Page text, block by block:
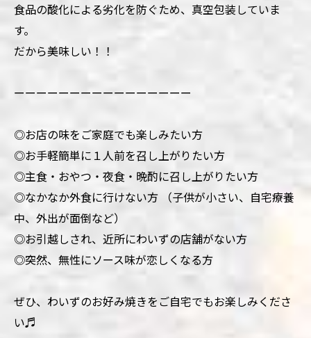
食品の酸化による劣化を防ぐため、真空包装していま
す。
だから美味しい！！
ーーーーーーーーーーーーーーーー
◎お店の味をご家庭でも楽しみたい方
◎お手軽簡単に１人前を召し上がりたい方
◎主食・おやつ・夜食・晩酌に召し上がりたい方
◎なかなか外食に行けない方 （子供が小さい、自宅療養
中、外出が面倒など）
◎お引越しされ、近所にわいずの店舗がない方
◎突然、無性にソース味が恋しくなる方
ぜひ、わいずのお好み焼きをご自宅でもお楽しみくださ
い♬